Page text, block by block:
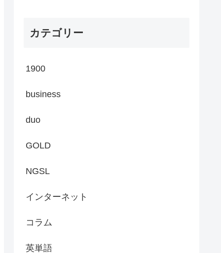
カテゴリー
1900
business
duo
GOLD
NGSL
インターネット
コラム
英単語